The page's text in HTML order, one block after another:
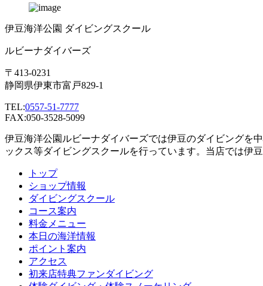
伊豆海洋公園 ダイビングスクール
ルビーナダイバーズ
〒413-0231
静岡県伊東市富戸829-1
TEL:0557-51-7777
FAX:050-3528-5099
伊豆海洋公園ルビーナダイバーズでは伊豆のダイビングを
ックス等ダイビングスクールを行っています。当店では伊
トップ
ショップ情報
ダイビングスクール
コース案内
料金メニュー
本日の海洋情報
ポイント案内
アクセス
初来店特典ファンダイビング